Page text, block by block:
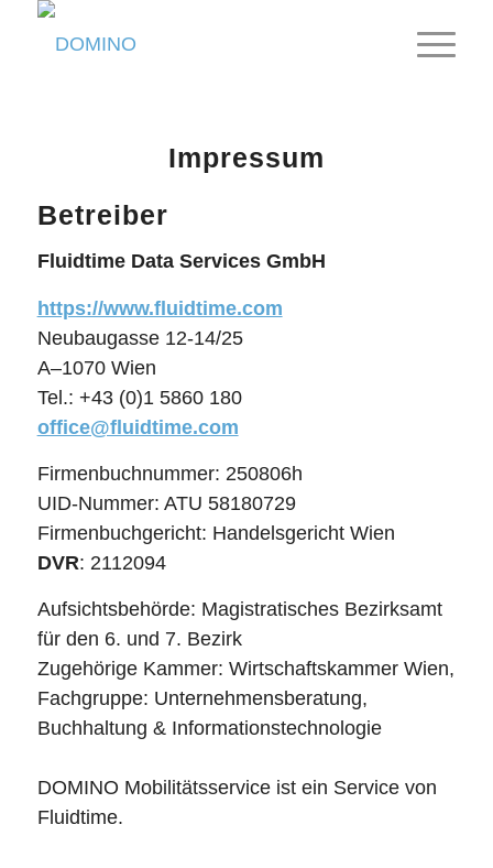
Impressum
Betreiber
Fluidtime Data Services GmbH
https://www.fluidtime.com
Neubaugasse 12-14/25
A–1070 Wien
Tel.: +43 (0)1 5860 180
office@fluidtime.com
Firmenbuchnummer: 250806h
UID-Nummer: ATU 58180729
Firmenbuchgericht: Handelsgericht Wien
DVR: 2112094
Aufsichtsbehörde: Magistratisches Bezirksamt
für den 6. und 7. Bezirk
Zugehörige Kammer: Wirtschaftskammer Wien,
Fachgruppe: Unternehmensberatung,
Buchhaltung & Informationstechnologie
DOMINO Mobilitätsservice ist ein Service von
Fluidtime.​